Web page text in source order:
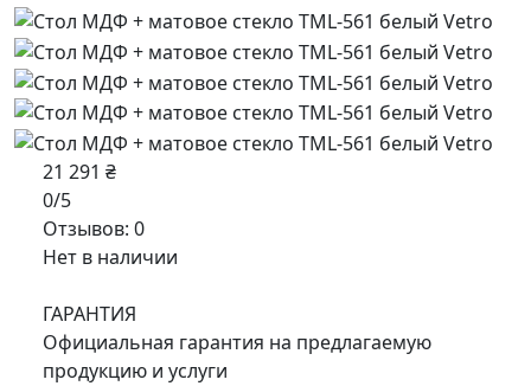
21 291 ₴
0/5
Отзывов: 0
Нет в наличии
ГАРАНТИЯ
Официальная гарантия на предлагаемую
продукцию и услуги